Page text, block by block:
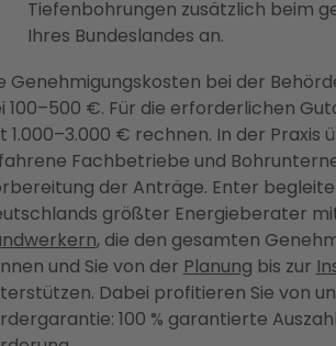
Tiefenbohrungen zusätzlich beim
Ihres Bundeslandes an.
Genehmigungskosten bei der
100–500 €. Für die erforderlichen
1.000–3.000 € rechnen. In der Praxis
Fachbetriebe und
der Anträge. Enter
größter Energieberater
, die den gesamten
und Sie von der Planung bis zur
Dabei profitieren Sie von
100 % garantierte